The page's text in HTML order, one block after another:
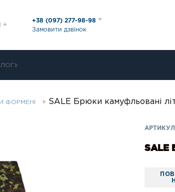
+38 (097) 277-98-98
Замовити дзвінок
ФОРМЕНІ SALE Брюки камуфльовані